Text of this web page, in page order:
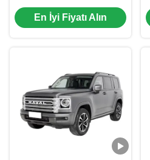
Sol direksiyon Euro VI
Emisyon Standartı
En İyi Fiyatı Alın